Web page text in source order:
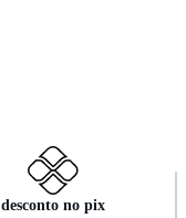
desconto no pix